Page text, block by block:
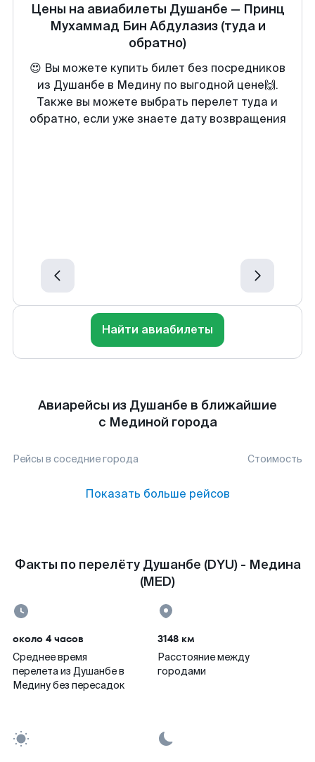
Цены на авиабилеты Душанбе — Принц
Мухаммад Бин Абдулазиз (туда и
обратно)
😍 Вы можете купить билет без посредников
из Душанбе в Медину по выгодной цене🙌.
Также вы можете выбрать перелет туда и
обратно, если уже знаете дату возвращения
Найти авиабилеты
Авиарейсы из Душанбе в ближайшие
с Мединой города
Рейсы в соседние города Стоимость
Показать больше рейсов
Факты по перелёту Душанбе (DYU) - Медина
(MED)
около 4 часов
Среднее время
перелета из Душанбе в
Медину без пересадок
3148 км
Расстояние между
городами